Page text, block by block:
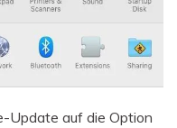
Update auf die Option